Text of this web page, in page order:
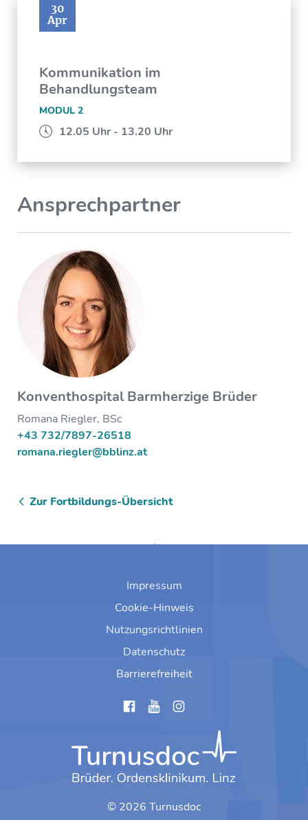
30
Apr
Kommunikation im
Behandlungsteam
MODUL 2
12.05 Uhr - 13.20 Uhr
Ansprechpartner
Konventhospital Barmherzige Brüder
Romana Riegler, BSc
+43 732/7897-26518
romana.riegler@bblinz.at
Zur Fortbildungs-Übersicht
Impressum
Cookie-Hinweis
Nutzungsrichtlinien
Datenschutz
Barrierefreiheit
instagram
© 2026 Turnusdoc